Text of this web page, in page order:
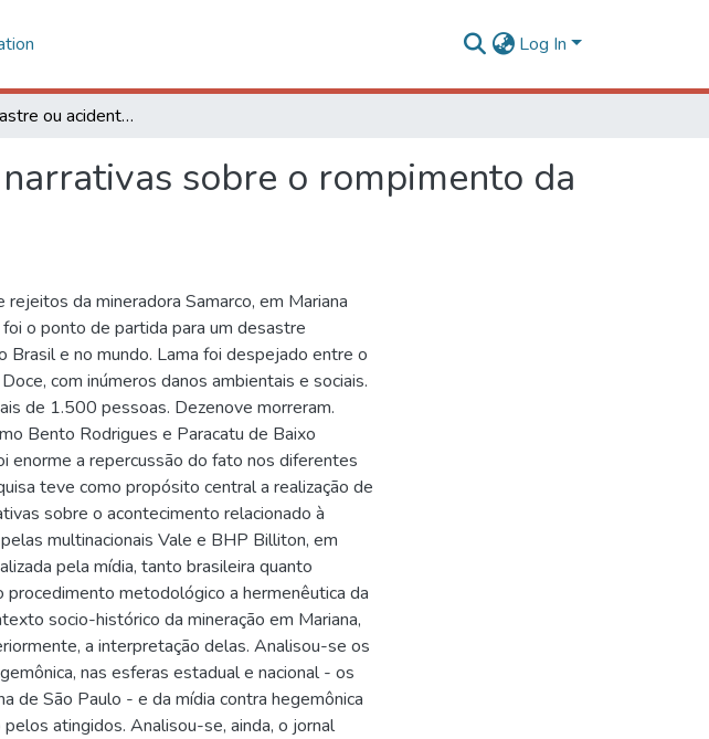
Log In
Crime, desastre ou acidente? Disputas narrativas sobre o rompimento da barragem da Samarco
sobre o rompimento da
da mineradora Samarco, em Mariana
o ponto de partida para um desastre
Brasil e no mundo. Lama foi despejado entre o
com inúmeros danos ambientais e sociais.
de 1.500 pessoas. Dezenove morreram.
Bento Rodrigues e Paracatu de Baixo
enorme a repercussão do fato nos diferentes
teve como propósito central a realização de
sobre o acontecimento relacionado à
multinacionais Vale e BHP Billiton, em
pela mídia, tanto brasileira quanto
metodológico a hermenêutica da
socio-histórico da mineração em Mariana,
a interpretação delas. Analisou-se os
nas esferas estadual e nacional - os
de São Paulo - e da mídia contra hegemônica
atingidos. Analisou-se, ainda, o jornal